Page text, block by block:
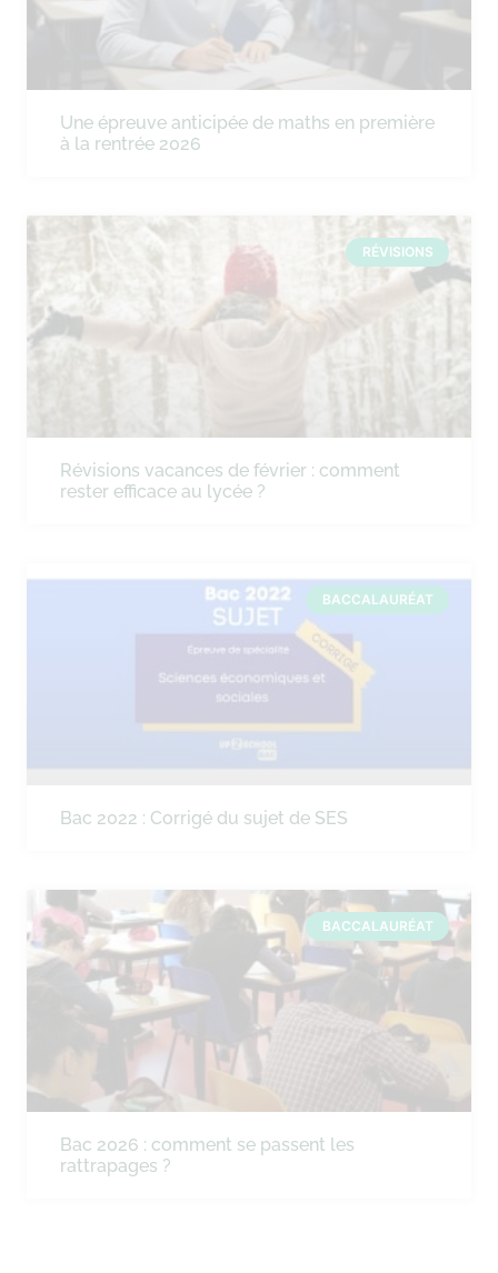
Une épreuve anticipée de maths en première
à la rentrée 2026
RÉVISIONS
Révisions vacances de février : comment
rester efficace au lycée ?
BACCALAURÉAT
Bac 2022 : Corrigé du sujet de SES
BACCALAURÉAT
Bac 2026 : comment se passent les
rattrapages ?